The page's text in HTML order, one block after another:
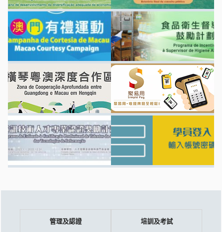
管理及認證
培訓及考試